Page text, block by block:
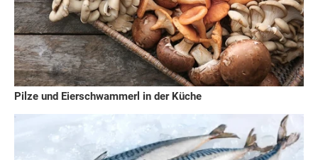
Pilze und Eierschwammerl in der Küche